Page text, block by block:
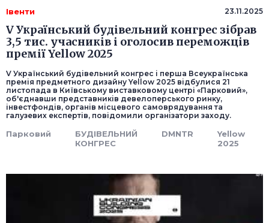
Івенти 23.11.2025
V Український будівельний конгрес зібрав
3,5 тис. учасників і оголосив переможців
премії Yellow 2025
V Український будівельний конгрес і перша Всеукраїнська
премія предметного дизайну Yellow 2025 відбулися 21
листопада в Київському виставковому центрі «Парковий»,
об'єднавши представників девелоперського ринку,
інвестфондів, органів місцевого самоврядування та
галузевих експертів, повідомили організатори заходу.
Парковий
БУДІВЕЛЬНИЙ
КОНГРЕС
DMNTR
Yellow
2025